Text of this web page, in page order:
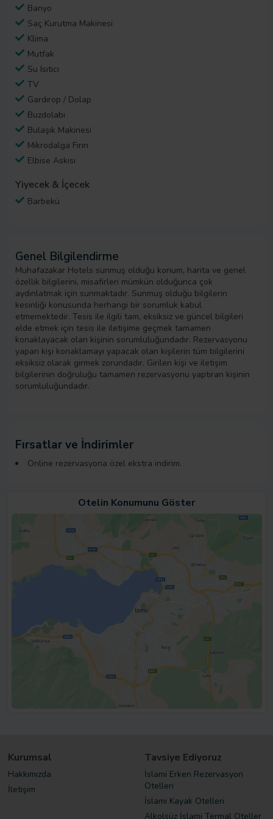
Fırsatlar ve İndirimler
Online rezervasyona özel ekstra indirim.
Otelin Konumunu Göster
Banyo
Saç Kurutma Makinesi
Klima
Mutfak
Su Isıtıcı
TV
Gardırop / Dolap
Buzdolabı
Bulaşık Makinesi
Mikrodalga Fırın
Elbise Askısı
Yiyecek & İçecek
Barbekü
Genel Bilgilendirme
Muhafazakar Hotels sunmuş olduğu konum, harita ve genel
özellik bilgilerini, misafirleri mümkün olduğunca çok
aydınlatmak için sunmaktadır. Sunmuş olduğu bilgilerin
kesinliği konusunda herhangi bir sorumluk kabul
etmemektedir. Tesis ile ilgili tam, eksiksiz ve güncel bilgileri
elde etmek için tesis ile iletişime geçmek tamamen
konaklayacak olan kişinin sorumluluğundadır. Rezervasyonu
yapan kişi konaklamayı yapacak olan kişilerin tüm bilgilerini
eksiksiz olarak girmek zorundadır. Girilen kişi ve iletişim
bilgilerinin doğruluğu tamamen rezervasyonu yaptıran kişinin
sorumluluğundadır.
Kurumsal
Hakkımızda
İletişim
Tavsiye Ediyoruz
İslami Erken Rezervasyon
Otelleri
İslami Kayak Otelleri
Alkolsüz İslami Termal Oteller